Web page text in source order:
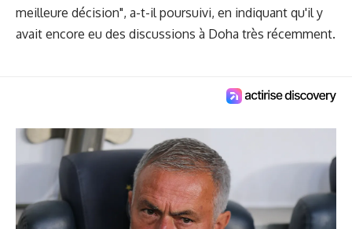
meilleure décision", a-t-il poursuivi, en indiquant qu'il y
avait encore eu des discussions à Doha très récemment.